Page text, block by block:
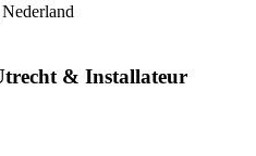
& Installateur